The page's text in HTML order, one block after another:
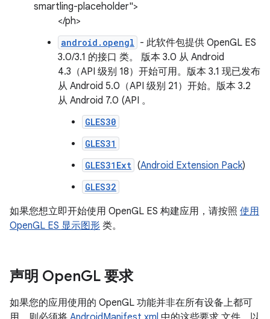
smartling-placeholder">
</ph>
android.opengl - 此软件包提供 OpenGL ES
3.0/3.1 的接口 类。 版本 3.0 从 Android
4.3（API 级别 18）开始可用。版本 3.1 现已发布
从 Android 5.0（API 级别 21）开始。版本 3.2
从 Android 7.0 (API 。
GLES30
GLES31
GLES31Ext (Android Extension Pack)
GLES32
如果您想立即开始使用 OpenGL ES 构建应用，请按照 使用
OpenGL ES 显示图形 类。
声明 OpenGL 要求
如果您的应用使用的 OpenGL 功能并非在所有设备上都可